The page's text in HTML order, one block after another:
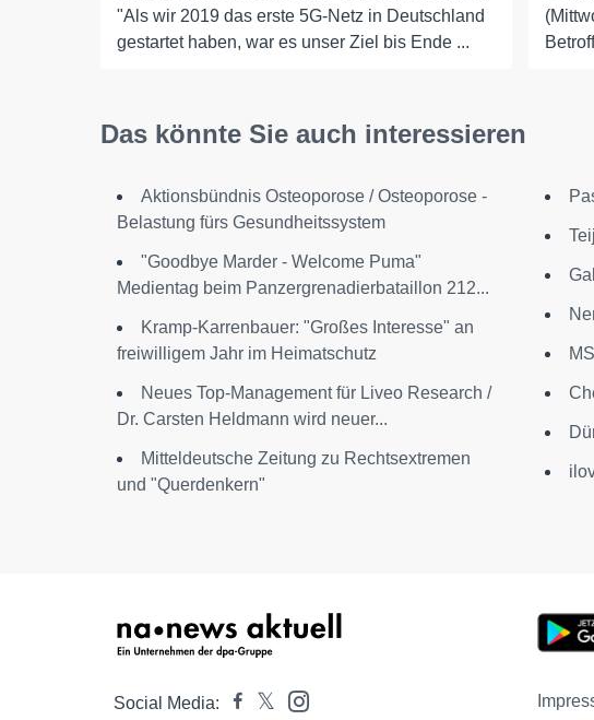
"Als wir 2019 das erste 5G-Netz in Deutschland
gestartet haben, war es unser Ziel bis Ende ...
Das könnte Sie auch interessieren
Aktionsbündnis Osteoporose / Osteoporose -
Belastung fürs Gesundheitssystem
"Goodbye Marder - Welcome Puma"
Medientag beim Panzergrenadierbataillon 212...
Kramp-Karrenbauer: "Großes Interesse" an
freiwilligem Jahr im Heimatschutz
Neues Top-Management für Liveo Research /
Dr. Carsten Heldmann wird neuer...
Mitteldeutsche Zeitung zu Rechtsextremen
und "Querdenkern"
Social Media: